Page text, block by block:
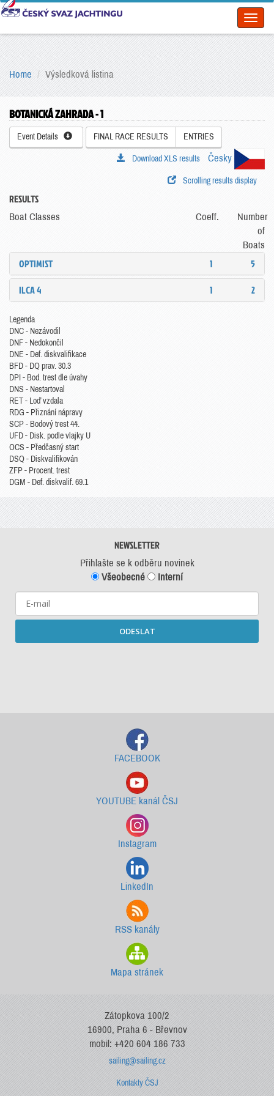
Home Výsledková listina
BOTANICKÁ ZAHRADA - 1
Event Details FINAL RACE RESULTS ENTRIES
Česky
Download XLS results
Scrolling results display
RESULTS
Boat Classes Coeff.
Number
of
Boats
OPTIMIST 1
5
ILCA 4
1 2
Legenda
DNC - Nezávodil
DNF - Nedokončil
DNE - Def. diskvalifikace
BFD - DQ prav. 30.3
DPI - Bod. trest dle úvahy
DNS - Nestartoval
RET - Loď vzdala
RDG - Přiznání nápravy
SCP - Bodový trest 44.
UFD - Disk. podle vlajky U
OCS - Předčasný start
DSQ - Diskvalifikován
ZFP - Procent. trest
DGM - Def. diskvalif. 69.1
NEWSLETTER
Přihlašte se k odběru novinek
Všeobecné
Interní
ODESLAT
FACEBOOK
YOUTUBE kanál ČSJ
Instagram
LinkedIn
RSS kanály
Mapa stránek
Zátopkova 100/2
16900, Praha 6 - Břevnov
mobil: +420 604 186 733
sailing@sailing.cz
Kontakty ČSJ